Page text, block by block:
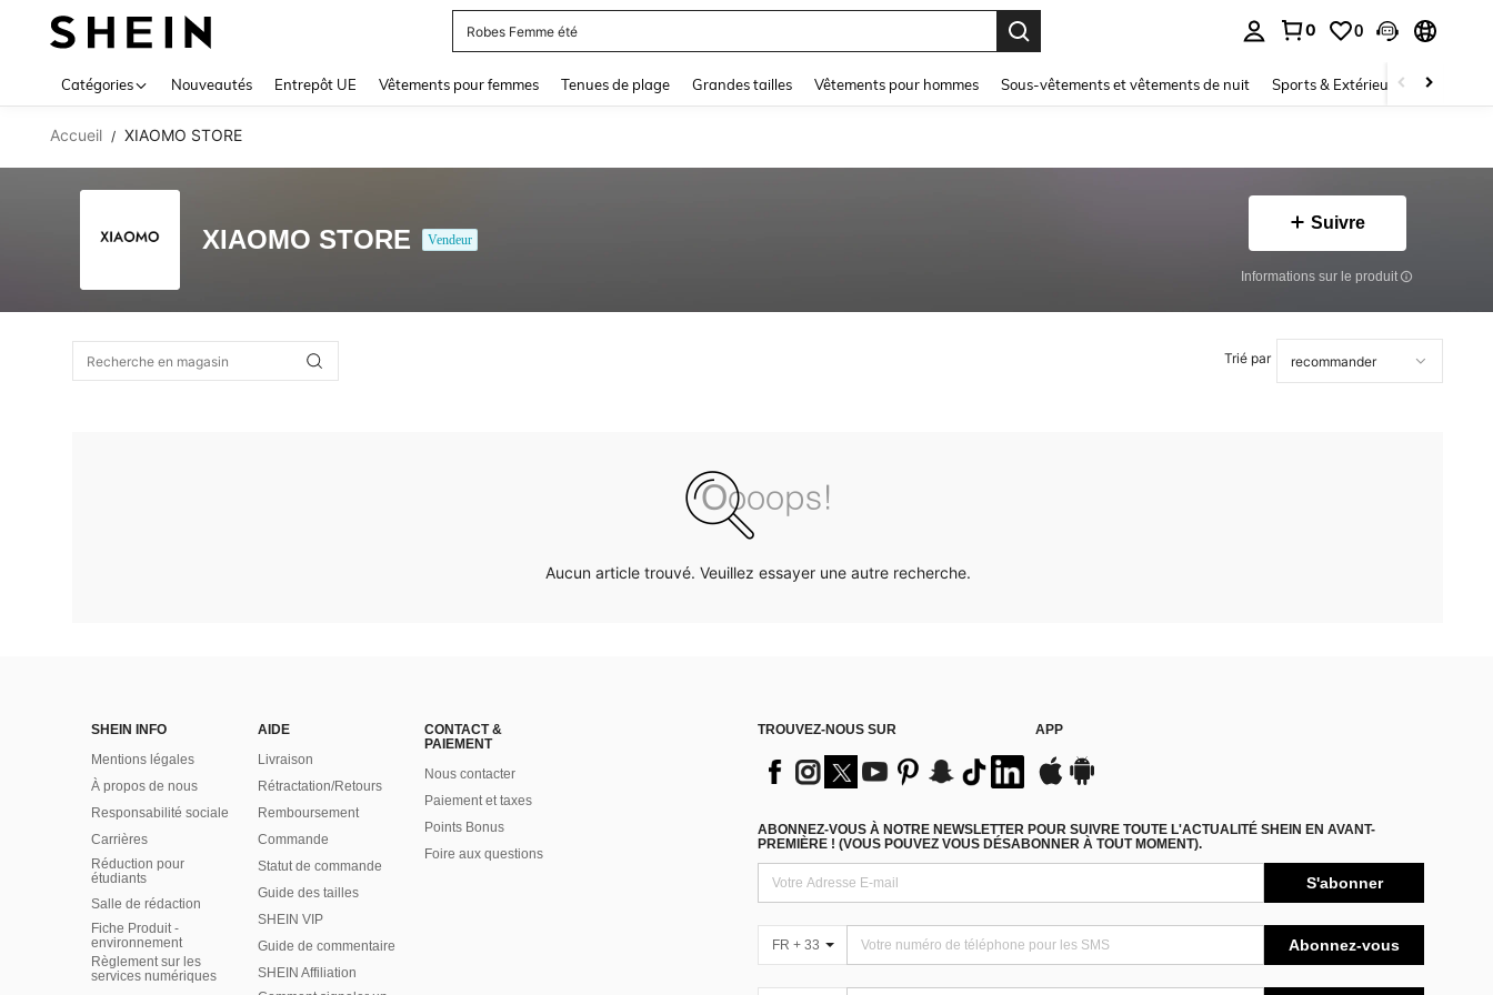
Robes Femme été
0 0
Catégories Nouveautés Entrepôt UE Vêtements pour femmes Tenues de plage Grandes tailles Vêtements pour hommes Sous-vêtements et vêtements de nuit Sports & Extérieur Enfants
Accueil / XIAOMO STORE
XIAOMO STORE Vendeur
Suivre
Informations sur le produit
Trié par
Aucun article trouvé. Veuillez essayer une autre recherche.
SHEIN INFO
Mentions légales
À propos de nous
Responsabilité sociale
Carrières
Réduction pour
étudiants
Salle de rédaction
Fiche Produit -
environnement
Règlement sur les
services numériques
AIDE
Livraison
Rétractation/Retours
Remboursement
Commande
Statut de commande
Guide des tailles
SHEIN VIP
Guide de commentaire
SHEIN Affiliation
CONTACT &
PAIEMENT
Nous contacter
Paiement et taxes
Points Bonus
Foire aux questions
TROUVEZ-NOUS SUR APP
ABONNEZ-VOUS À NOTRE NEWSLETTER POUR SUIVRE TOUTE L'ACTUALITÉ SHEIN EN AVANT-
PREMIÈRE ! (VOUS POUVEZ VOUS DÉSABONNER À TOUT MOMENT).
S'abonner
FR + 33 Abonnez-vous